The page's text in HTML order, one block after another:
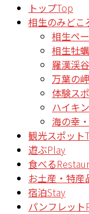
トップTop
相生のみどこ
相生ペ
相生牡蠣
羅漢渓谷
万葉の岬
体験ス
ハイキ
海の幸
観光スポット
遊ぶPlay
食べる
お土産・特産
宿泊Stay
パンフレット